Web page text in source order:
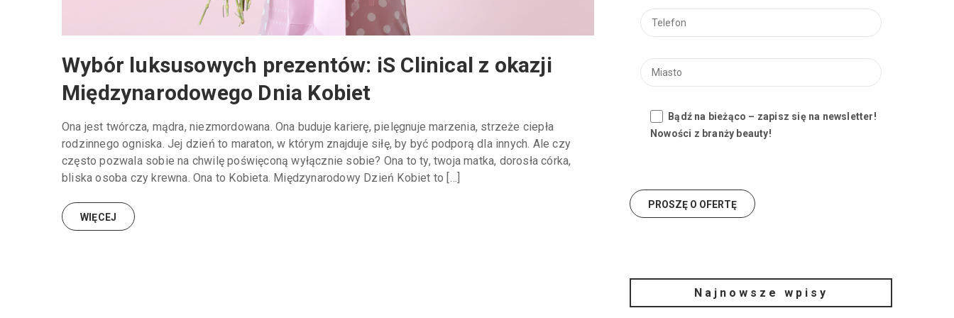
Wybór luksusowych prezentów: iS Clinical z okazji
Międzynarodowego Dnia Kobiet
Ona jest twórcza, mądra, niezmordowana. Ona buduje karierę, pielęgnuje marzenia, strzeże ciepła
rodzinnego ogniska. Jej dzień to maraton, w którym znajduje siłę, by być podporą dla innych. Ale czy
często pozwala sobie na chwilę poświęconą wyłącznie sobie? Ona to ty, twoja matka, dorosła córka,
bliska osoba czy krewna. Ona to Kobieta. Międzynarodowy Dzień Kobiet to […]
WIĘCEJ
Bądź na bieżąco – zapisz się na newsletter!
Nowości z branży beauty!
Najnowsze wpisy